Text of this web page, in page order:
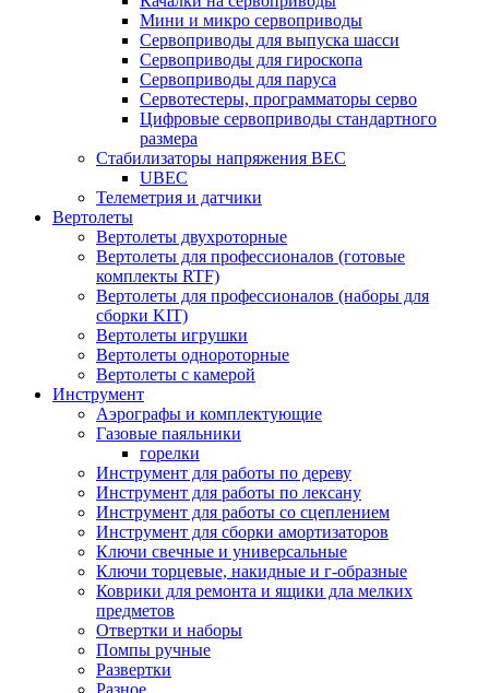
Мини и микро сервоприводы
Сервоприводы для выпуска шасси
Сервоприводы для гироскопа
Сервоприводы для паруса
Сервотестеры, программаторы серво
Цифровые сервоприводы стандартного
размера
Стабилизаторы напряжения BEC
UBEC
Телеметрия и датчики
Вертолеты
Вертолеты двухроторные
Вертолеты для профессионалов (готовые
комплекты RTF)
Вертолеты для профессионалов (наборы для
сборки KIT)
Вертолеты игрушки
Вертолеты однороторные
Вертолеты с камерой
Инструмент
Аэрографы и комплектующие
Газовые паяльники
горелки
Инструмент для работы по дереву
Инструмент для работы по лексану
Инструмент для работы со сцеплением
Инструмент для сборки амортизаторов
Ключи свечные и универсальные
Ключи торцевые, накидные и г-образные
Коврики для ремонта и ящики дла мелких
предметов
Отвертки и наборы
Помпы ручные
Развертки
Разное